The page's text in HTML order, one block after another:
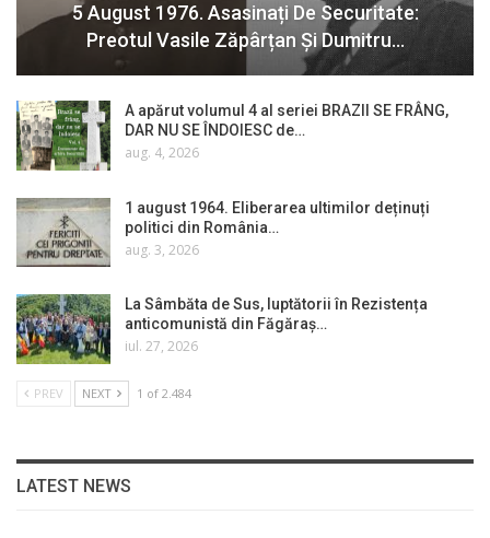
5 August 1976. Asasinați De Securitate:
Preotul Vasile Zăpârțan Și Dumitru…
A apărut volumul 4 al seriei BRAZII SE FRÂNG,
DAR NU SE ÎNDOIESC de…
aug. 4, 2026
1 august 1964. Eliberarea ultimilor deținuți
politici din România…
aug. 3, 2026
La Sâmbăta de Sus, luptătorii în Rezistența
anticomunistă din Făgăraș…
iul. 27, 2026
PREV NEXT 1 of 2.484
LATEST NEWS